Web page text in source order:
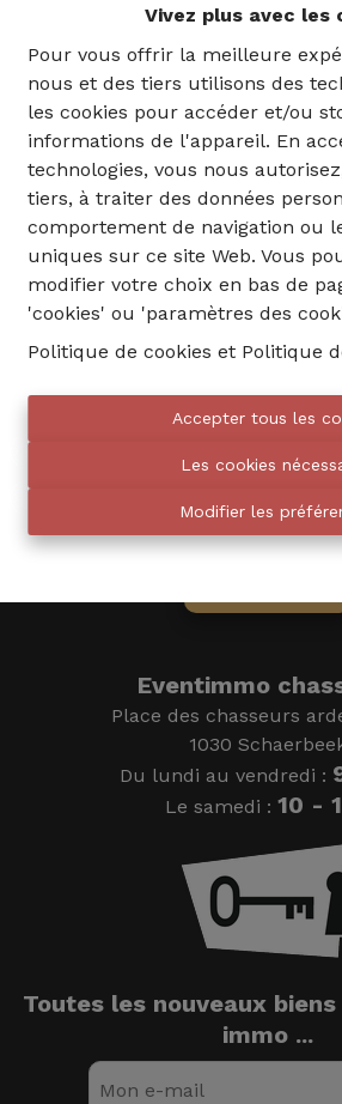
Vivez plus avec les
Pour vous offrir la meilleure
nous et des tiers utilisons des
les cookies pour accéder et/ou
informations de l'appareil. En
technologies, vous nous
tiers, à traiter des données
comportement de navigation ou
uniques sur ce site Web. Vous
modifier votre choix en bas de
'cookies' ou 'paramètres des
Politique de cookies et Politique
Accepter tous les
Les cookies
Modifier les
Boulevard des Quatre Journées
4 3 1
Eventimmo
Place des chasseurs
1030
Du lundi au vendredi :
Le samedi : 10 -
Toutes les nouveaux
immo ...